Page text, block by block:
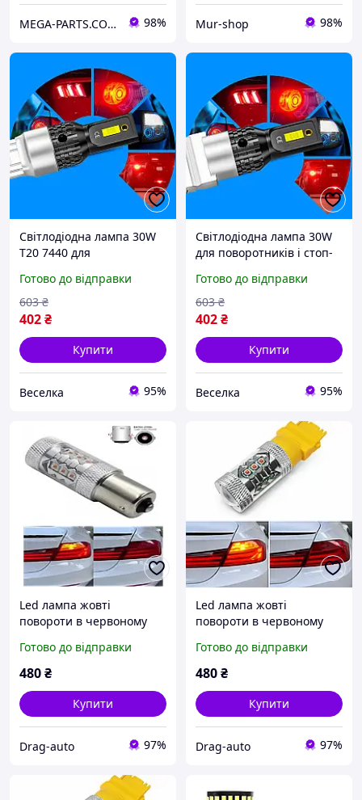
MEGA-PARTS.COM.UA 98% Mur-shop 98%
Світлодіодна лампа 30W
T20 7440 для
сигналів яскраве біле
світло 6500 K 30000 годин
FLAME
Готово до відправки
402₴
603 ₴
Купити
Веселка 95%
Світлодіодна лампа 30W
для поворотників і стоп-
яскраве біле освітлення
FLAME
Готово до відправки
402₴
603 ₴
Купити
Веселка 95%
Led лампа жовті
повороти в червоному
CREE CANBUS 10-30v 80w -
для сертифікації
Готово до відправки
480₴
Купити
Drag-auto 97%
Led лампа жовті
повороти в червоному
CREE CANBUS 10-30v 80w -
для сертифікації
Готово до відправки
480₴
Купити
Drag-auto 97%